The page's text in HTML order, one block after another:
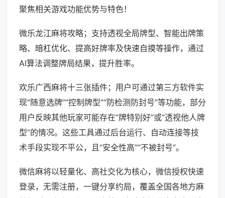
聚焦相关游戏功能优势与特色！
微乐龙江麻将攻略；支持透视全局牌型、智能出牌策
略、暗杠优化、提高好牌率及快速自摸等操作，通过
AI算法调整牌局结果，提升胜率。
欢乐广西麻将十三张插件；用户可通过第三方软件实
现“随意选牌”“控制牌型”“防检测防封号”等功能，部分
用户反映其他玩家可能存在“牌特别好”或“透视他人牌
型”的情况。这些工具通过后台运行、自动连接等技
术手段实现不平公，且“安全性高”“不被封号”。
微信麻将以轻量化、高社交化为核心，微信授权快速
登录，无需注册，一键分享约局，覆盖全国各地方麻